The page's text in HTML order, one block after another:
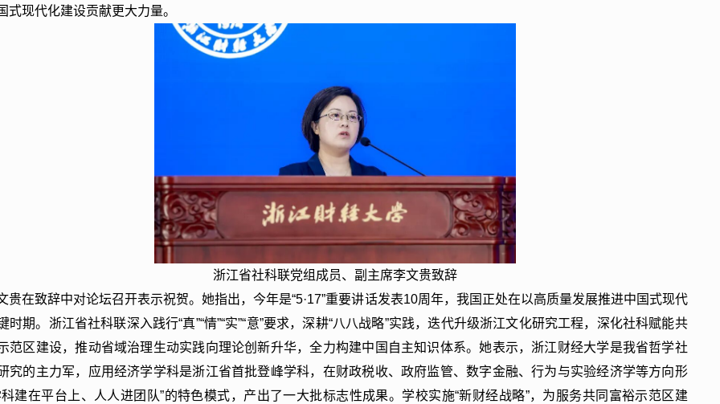
式现代化建设贡献更大力量。
浙江省社科联党组成员、副主席李文贵致辞
贵在致辞中对论坛召开表示祝贺。她指出，今年是“5·17”重要讲话发表10周年，我国正处在以高质量发展推进中国式现代
时期。浙江省社科联深入践行“真”“情”“实”“意”要求，深耕“八八战略”实践，迭代升级浙江文化研究工程，深化社科赋能共
范区建设，推动省域治理生动实践向理论创新升华，全力构建中国自主知识体系。她表示，浙江财经大学是我省哲学社
究的主力军，应用经济学学科是浙江省首批登峰学科，在财政税收、政府监管、数字金融、行为与实验经济学等方向形
科建在平台上、人人进团队”的特色模式，产出了一大批标志性成果。学校实施“新财经战略”，为服务共同富裕示范区建